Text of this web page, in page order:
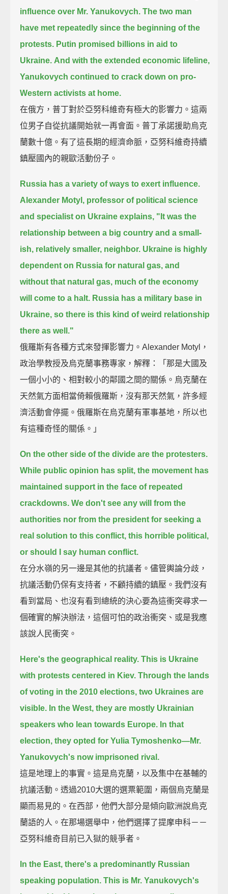
influence over Mr. Yanukovych. The two man
have met repeatedly since the beginning of the
protests. Putin promised billions in aid to
Ukraine. And with the extended economic lifeline,
Yanukovych continued to crack down on pro-
Western activists at home.
在俄方，普丁對於亞努科維奇有極大的影響力。這兩
位男子自從抗議開始就一再會面。普丁承諾援助烏克
蘭數十億。有了這長期的經濟命脈，亞努科維奇持續
鎮壓國內的親歐活動份子。
Russia has a variety of ways to exert influence.
Alexander Motyl, professor of political science
and specialist on Ukraine explains, "It was the
relationship between a big country and a small-
ish, relatively smaller, neighbor. Ukraine is highly
dependent on Russia for natural gas, and
without that natural gas, much of the economy
will come to a halt. Russia has a military base in
Ukraine, so there is this kind of weird relationship
there as well."
俄羅斯有各種方式來發揮影響力。Alexander Motyl，
政治學教授及烏克蘭事務專家，解釋：「那是大國及
一個小小的、相對較小的鄰國之間的關係。烏克蘭在
天然氣方面相當倚賴俄羅斯，沒有那天然氣，許多經
濟活動會停擺。俄羅斯在烏克蘭有軍事基地，所以也
有這種奇怪的關係。」
On the other side of the divide are the protesters.
While public opinion has split, the movement has
maintained support in the face of repeated
crackdowns. We don't see any will from the
authorities nor from the president for seeking a
real solution to this conflict, this horrible political,
or should I say human conflict.
在分水嶺的另一邊是其他的抗議者。儘管輿論分歧，
抗議活動仍保有支持者，不顧持續的鎮壓。我們沒有
看到當局、也沒有看到總統的決心要為這衝突尋求一
個確實的解決辦法，這個可怕的政治衝突、或是我應
該說人民衝突。
Here's the geographical reality. This is Ukraine
with protests centered in Kiev. Through the lands
of voting in the 2010 elections, two Ukraines are
visible. In the West, they are mostly Ukrainian
speakers who lean towards Europe. In that
election, they opted for Yulia Tymoshenko—Mr.
Yanukovych's now imprisoned rival.
這是地理上的事實。這是烏克蘭，以及集中在基輔的
抗議活動。透過2010大選的選票範圍，兩個烏克蘭是
顯而易見的。在西部，他們大部分是傾向歐洲說烏克
蘭語的人。在那場選舉中，他們選擇了提摩申科－－
亞努科維奇目前已入獄的競爭者。
In the East, there's a predominantly Russian
speaking population. This is Mr. Yanukovych's